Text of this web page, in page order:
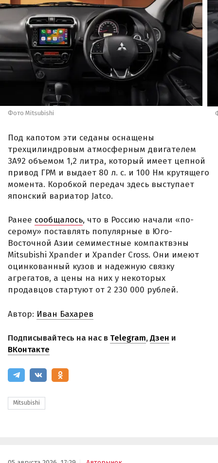
Фото Mitsubishi
Под капотом эти седаны оснащены
трехцилиндровым атмосферным двигателем
3A92 объемом 1,2 литра, который имеет цепной
привод ГРМ и выдает 80 л. с. и 100 Нм крутящего
момента. Коробкой передач здесь выступает
японский вариатор Jatco.
Ранее сообщалось, что в Россию начали «по-
серому» поставлять популярные в Юго-
Восточной Азии семиместные компактвэны
Mitsubishi Xpander и Xpander Cross. Они имеют
оцинкованный кузов и надежную связку
агрегатов, а цены на них у некоторых
продавцов стартуют от 2 230 000 рублей.
Автор: Иван Бахарев
Подписывайтесь на нас в Telegram,Дзен и
ВКонтакте
Mitsubishi